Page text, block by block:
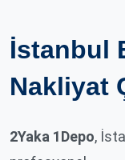
İstanbul
Nakliyat
2Yaka 1Depo,